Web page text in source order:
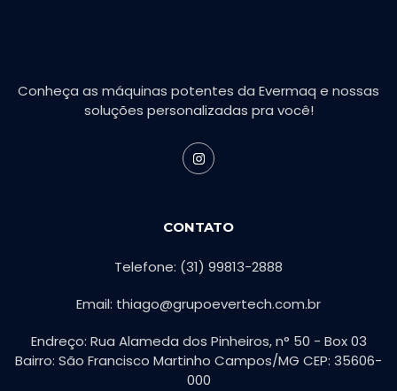
Conheça as máquinas potentes da Evermaq e nossas
soluções personalizadas pra você!
CONTATO
Telefone: (31) 99813-2888
Email: thiago@grupoevertech.com.br
Endreço: Rua Alameda dos Pinheiros, n° 50 - Box 03
Bairro: São Francisco Martinho Campos/MG CEP: 35606-
000